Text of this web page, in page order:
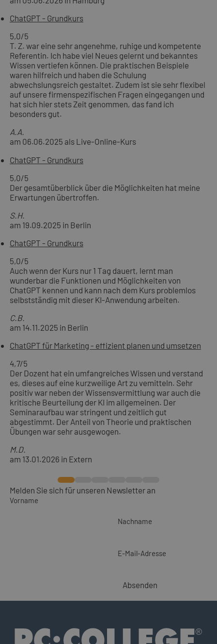
ChatGPT - Grundkurs
5,0/5
T. Z. war eine sehr angenehme, ruhige und kompetente
Referentin. Ich habe viel Neues gelernt und bekanntes
Wissen vertiefen können. Die praktischen Beispiele
waren hilfreich und haben die Schulung
abwechslungsreich gestaltet. Zudem ist sie sehr flexibel
auf unsere firmenspezifischen Fragen eingegangen und
hat sich hier stets Zeit genommen, das fand ich
besonders gut.
A.A.
am 06.06.2025 als Live-Online-Kurs
ChatGPT - Grundkurs
5,0/5
Der gesamtüberblick über die Möglichkeiten hat meine
Erwartungen übertroffen.
S.H.
am 19.09.2025 in Berlin
ChatGPT - Grundkurs
5,0/5
Auch wenn der Kurs nur 1 Tag dauert, lernt man
wunderbar die Funktionen und Möglichkeiten von
ChatGPT kennen und kann nach dem Kurs problemlos
selbstständig mit dieser KI-Anwendung arbeiten.
C.B.
am 14.11.2025 in Berlin
ChatGPT für Marketing - effizient planen und umsetzen
4,7/5
Der Dozent hat ein umfangreiches Wissen und verstand
es, dieses auf eine kurzweilige Art zu vemitteln. Sehr
positiv war neben der Wissensvermittlung war auch die
kritische Beurteilung der KI im allgemeinen. Der
Seminaraufbau war stringent und zeitlich gut
abgestimmt. Der Anteil von Theorie und praktischen
Übungen war sehr ausgewogen.
M.D.
am 13.01.2026 in Extern
Melden Sie sich für unseren Newsletter an
Vorname
Nachname
E-Mail-Adresse
Absenden